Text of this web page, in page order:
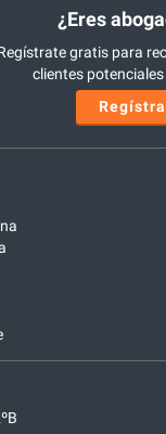
¿Eres
gratis para
clientes